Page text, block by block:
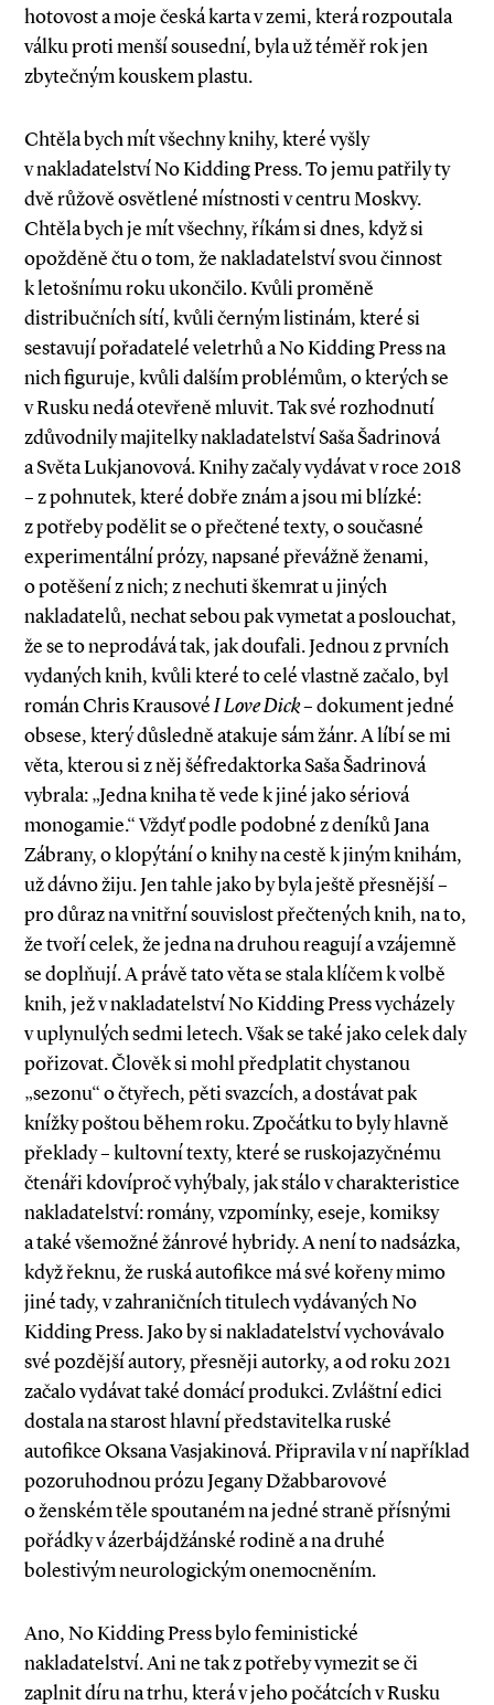
hotovost a moje česká karta v zemi, která rozpoutala
válku proti menší sousední, byla už téměř rok jen
zbytečným kouskem plastu.
Chtěla bych mít všechny knihy, které vyšly
v nakladatelství No Kidding Press. To jemu patřily ty
dvě růžově osvětlené místnosti v centru Moskvy.
Chtěla bych je mít všechny, říkám si dnes, když si
opožděně čtu o tom, že nakladatelství svou činnost
k letošnímu roku ukončilo. Kvůli proměně
distribučních sítí, kvůli černým listinám, které si
sestavují pořadatelé veletrhů a No Kidding Press na
nich figuruje, kvůli dalším problémům, o kterých se
v Rusku nedá otevřeně mluvit. Tak své rozhodnutí
zdůvodnily majitelky nakladatelství Saša Šadrinová
a Světa Lukjanovová. Knihy začaly vydávat v roce 2018
– z pohnutek, které dobře znám a jsou mi blízké:
z potřeby podělit se o přečtené texty, o současné
experimentální prózy, napsané převážně ženami,
o potěšení z nich; z nechuti škemrat u jiných
nakladatelů, nechat sebou pak vymetat a poslouchat,
že se to neprodává tak, jak doufali. Jednou z prvních
vydaných knih, kvůli které to celé vlastně začalo, byl
román Chris KrausovéI Love Dick– dokument jedné
obsese, který důsledně atakuje sám žánr. A líbí se mi
věta, kterou si z něj šéfredaktorka Saša Šadrinová
vybrala: „Jedna kniha tě vede k jiné jako sériová
monogamie.“ Vždyť podle podobné z deníků Jana
Zábrany, o klopýtání o knihy na cestě k jiným knihám,
už dávno žiju. Jen tahle jako by byla ještě přesnější –
pro důraz na vnitřní souvislost přečtených knih, na to,
že tvoří celek, že jedna na druhou reagují a vzájemně
se doplňují. A právě tato věta se stala klíčem k volbě
knih, jež v nakladatelství No Kidding ­Press vycházely
v uplynulých sedmi letech. Však se také jako celek daly
pořizovat. Člověk si mohl předplatit chystanou
„sezonu“ o čtyřech, pěti svazcích, a dostávat pak
knížky poštou během roku. Zpočátku to byly hlavně
překlady – kultovní texty, které se ruskojazyčnému
čtenáři kdovíproč vyhýbaly, jak stálo v charakteristice
nakladatelství: romány, vzpomínky, eseje, komiksy
a také všemožné žánrové hybridy. A není to nadsázka,
když řeknu, že ruská autofikce má své kořeny mimo
jiné tady, v zahraničních titulech vydávaných No
Kidding Press. Jako by si nakladatelství vychovávalo
své pozdější autory, přesněji autorky, a od roku 2021
začalo vydávat také domácí produkci. Zvláštní edici
dostala na starost hlavní představitelka ruské
autofikce Oksana Vasjakinová. Připravila v ní například
pozoruhodnou prózu Jegany Džabbarovové
o ženském těle spoutaném na jedné straně přísnými
pořádky v ázerbájdžánské rodině a na druhé
bolestivým neurologickým onemocněním.
Ano, No Kidding Press bylo feministické
nakladatelství. Ani ne tak z potřeby vymezit se či
zaplnit díru na trhu, která v jeho počátcích v Rusku